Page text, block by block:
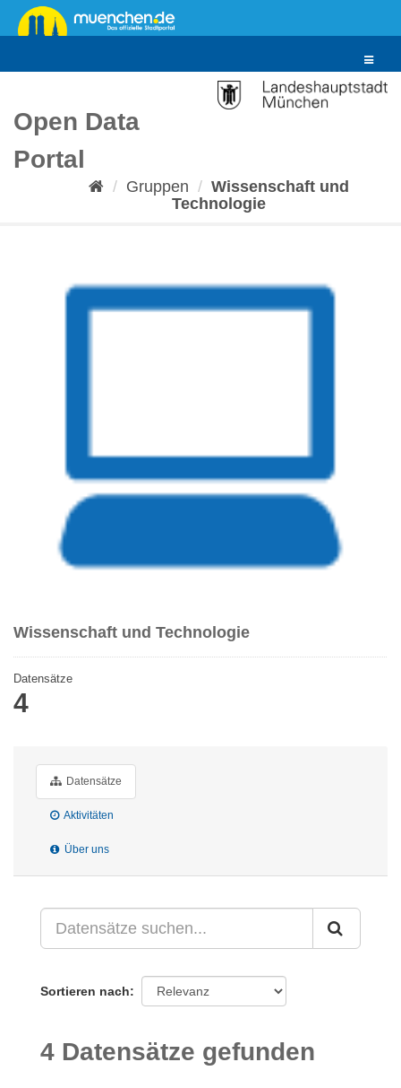
Überspringen
zum
Toggle
Open Data
Portal
Gruppen
Wissenschaft und
Technologie
Wissenschaft und Technologie
Datensätze
4
Datensätze
Aktivitäten
Über uns
Sortieren nach
4 Datensätze gefunden